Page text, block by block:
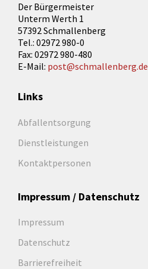
Der Bürgermeister
Unterm Werth 1
57392 Schmallenberg
Tel.: 02972 980-0
Fax: 02972 980-480
E-Mail: post@schmallenberg.de
Links
Abfallentsorgung
Dienstleistungen
Kontaktpersonen
Impressum / Datenschutz
Impressum
Datenschutz
Barrierefreiheit